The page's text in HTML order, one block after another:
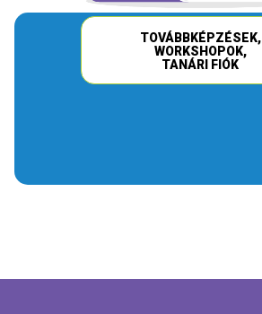
TOVÁBBKÉPZÉSEK,
WORKSHOPOK,
TANÁRI FIÓK